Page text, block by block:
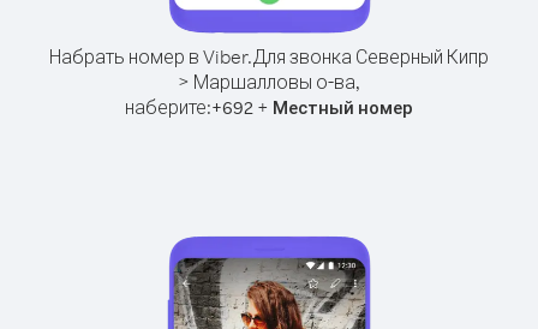
Набрать номер в Viber.Для звонка Северный Кипр
> Маршалловы о-ва,
наберите:+692 + Местный номер